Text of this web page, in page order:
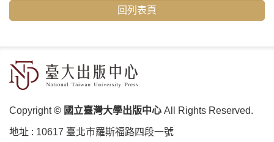
回列表頁
Copyright© 國立臺灣大學出版中心 All Rights Reserved.
地址 : 10617 臺北市羅斯福路四段⼀號